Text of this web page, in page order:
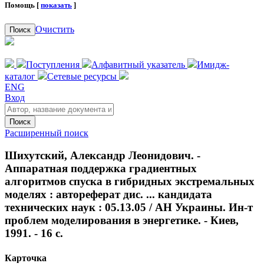
Помощь [ показать ]
Поиск Очистить
Поступления Алфавитный указатель
Имидж-
каталог
Сетевые ресурсы
ENG
Вход
Поиск
Расширенный поиск
Шихутский, Александр Леонидович. -
Аппаратная поддержка градиентных
алгоритмов спуска в гибридных экстремальных
моделях : автореферат дис. ... кандидата
технических наук : 05.13.05 / АН Украины. Ин-т
проблем моделирования в энергетике. - Киев,
1991. - 16 с.
Карточка